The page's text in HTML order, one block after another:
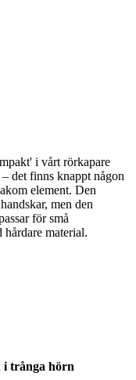
i vårt rörkapare
det finns knappt någon
element. Den
men den
för små
material.
i trånga hörn